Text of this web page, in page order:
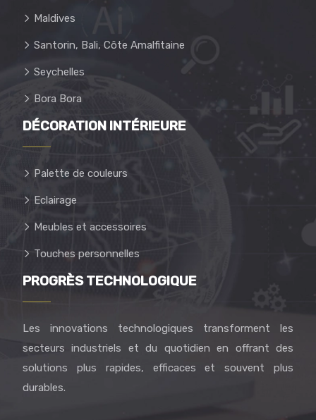
Maldives
Santorin, Bali, Côte Amalfitaine
Seychelles
Bora Bora
DÉCORATION INTÉRIEURE
Palette de couleurs
Eclairage
Meubles et accessoires
Touches personnelles
PROGRÈS TECHNOLOGIQUE
Les innovations technologiques transforment les
secteurs industriels et du quotidien en offrant des
solutions plus rapides, efficaces et souvent plus
durables.